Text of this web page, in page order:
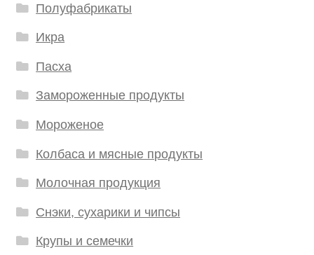
Полуфабрикаты
Икра
Пасха
Замороженные продукты
Мороженое
Колбаса и мясные продукты
Молочная продукция
Снэки, сухарики и чипсы
Крупы и семечки